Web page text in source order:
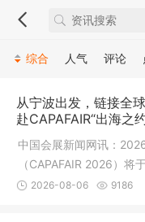
综合 人气 评论
从宁波出发，链接全
赴CAPAFAIR“出海之
中国会展新闻网讯：
（CAPAFAIR 2026）
行。作为出口
2026-08-06 9186